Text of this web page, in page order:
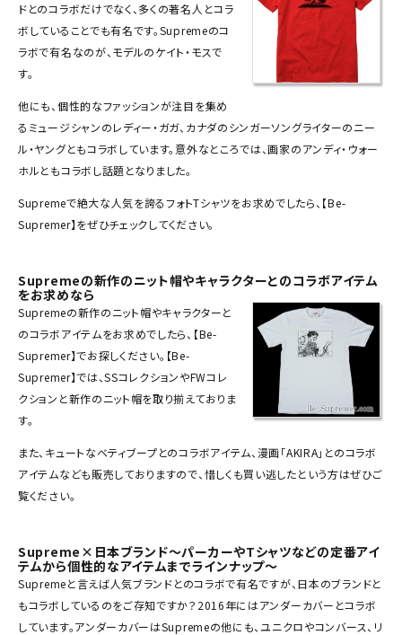
ジャケット・アウター
キャップ・ハット
バックパック・リュック
その他バッグ類
スニーカー・ブーツ
パンツ・ショーツ
アクセサリー
COLLABORATION BRAND
SEASON
CONTENTS
ACCOUNT MENU
ようこそ ゲスト 様
Follow us
ドとのコラボだけでなく、多くの著名人とコラ
ボしていることでも有名です。Supremeのコ
ラボで有名なのが、モデルのケイト・モスで
す。
他にも、個性的なファッションが注目を集め
るミュージシャンのレディー・ガガ、カナダのシンガーソングライターのニー
ル・ヤングともコラボしています。意外なところでは、画家のアンディ・ウォー
ホルともコラボし話題となりました。
Supremeで絶大な人気を誇るフォトTシャツをお求めでしたら、【Be-
Supremer】をぜひチェックしてください。
Supremeの新作のニット帽やキャラクターとのコラボアイテム
をお求めなら
Supremeの新作のニット帽やキャラクターと
のコラボアイテムをお求めでしたら、【Be-
Supremer】でお探しください。【Be-
Supremer】では、SSコレクションやFWコレ
クションと新作のニット帽を取り揃えておりま
す。
また、キュートなベティブープとのコラボアイテム、漫画「AKIRA」とのコラボ
アイテムなども販売しておりますので、惜しくも買い逃したという方はぜひご
覧ください。
Supreme×日本ブランド～パーカーやTシャツなどの定番アイ
テムから個性的なアイテムまでラインナップ～
Supremeと言えば人気ブランドとのコラボで有名ですが、日本のブランドと
もコラボしているのをご存知ですか？2016年にはアンダーカバーとコラボ
しています。アンダーカバーはSupremeの他にも、ユニクロやコンバース、リ